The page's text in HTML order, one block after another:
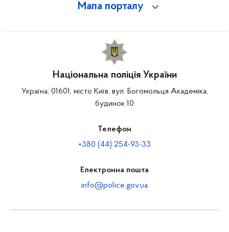
Мапа порталу
Національна поліція України
Україна, 01601, місто Київ, вул. Богомольця Академіка,
будинок 10
Телефон
+380 (44) 254-93-33
Електронна пошта
info@police.gov.ua